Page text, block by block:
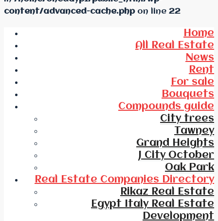
content/advanced-cache.phpon line 22
Home
All Real Estate
News
Rent
For sale
Bouquets
Compounds guide
City trees
Tawney
Grand Heights
J City October
Oak Park
Real Estate Companies Directory
Rikaz Real Estate
Egypt Italy Real Estate
Development